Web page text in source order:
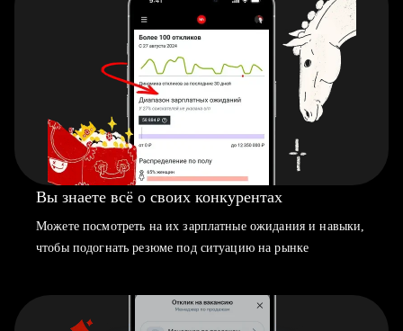
Вы знаете всё о своих конкурентах
Можете посмотреть на их зарплатные ожидания и навыки,
чтобы подогнать резюме под ситуацию на рынке